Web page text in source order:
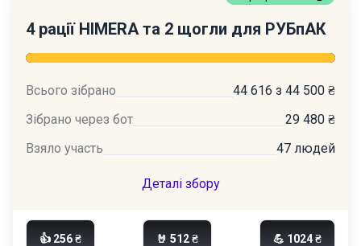
4 рації HIMERA та 2 щогли для РУБпАК
Всього зібрано
44 616 з 44 500 ₴
Зібрано через бот
29 480 ₴
Взяло участь
47 людей
Деталі збору
👍 256 ₴ 🤘 512 ₴ 💪 1024 ₴